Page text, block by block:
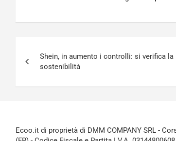
articoli
Shein, in aumento i controlli: si verifica la
sostenibilità
Ecoo.it di proprietà di DMM COMPANY SRL -